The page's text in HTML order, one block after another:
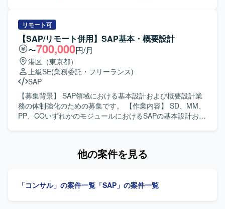
対応いただける方にご活躍いただきたいと考えておりま
す。 【ポジションの魅力】 大手産業機械メーカー向けの
SAP S/4HANA新規導入プロジェクトに参画し、本番カット
オーバー前後の重要なフェーズに携わることができます。
MM領域における業務知識とSAPのスキルを高めながら、顧
客折衝や課題対応など上流寄りの経験を積むことができま
す。 本番後の追加要望対応フェーズを通じて、継続的な業
務改善やシステム活用に関わる経験を得ることができま
す。 【開発環境】 SAP S/4HANA（MMモジュール）、アド
オンプログラム（ABAP）を用いた環境での作業となりま
踏まえた固定資産管理の要件反映を中心に、構築チームの
一員として設計および設定作業をご担当いただきます。経
験に応じてSAP CLM（契約管理）のパラメータ定義もお任
せいたします。 【求める人物像】 SAP FI-AAのパラメータ
定義を実プロジェクトで主体的に担当したご経験をお持ち
で、IFRS16に関する知識やスキルを前向きにキャッチアッ
プしていける方を求めております。チームメンバーと連携
しながら、責任感を持って設計・設定作業を遂行できる方
ですと望ましいです。 【ポジションの魅力】 IFRS16を踏
まえた固定資産管理に関する知見を深めながら、SAP FI-AA
発環境】 SAP FI-AA（固定資産）、SAP CLM（契約管理）
リモート可
【SAP/リモート併用】SAP基本・概要設計
〜700,000円/月
港区（東京都）
上級SE(業務委託・フリーランス)
SAP
【募集背景】 SAP領域における基本設計および概要設計業
務の体制強化のための募集です。 【作業内容】 SD、MM、
PP、COいずれかのモジュールにおけるSAPの基本設計およ
滑で、関係者との調整や情報共有を主体的に行っていただ
ョンの魅力】 SAPの主要モジュールであるSD、MM、PP、
他の案件を見る
「コンサル」の案件一覧 「SAP」の案件一覧